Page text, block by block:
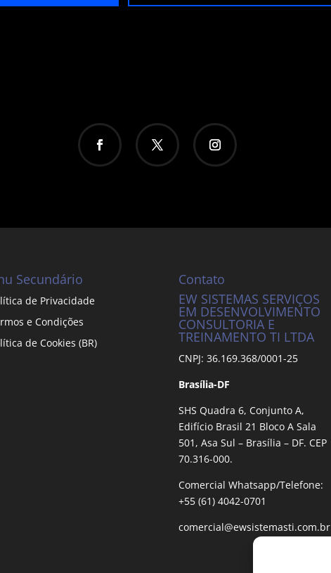
Secundário
de Privacidade
e Condições
de Cookies (BR)
Contato
EW SISTEMAS SERVIÇOS
EM DESENVOLVIMENTO
CONSULTORIA E
TREINAMENTO TI LTDA
CNPJ: 36.169.368/0001-25
Brasília-DF
SHS Quadra 6, Conjunto A,
Edifício Brasil 21 Bloco A Sala
501, Asa Sul – Brasília – DF. CEP
70.316-000.
Comercial Whatsapp/Telefone:
+55 (61) 4042-0701
comercial@ewsistemasti.com.br